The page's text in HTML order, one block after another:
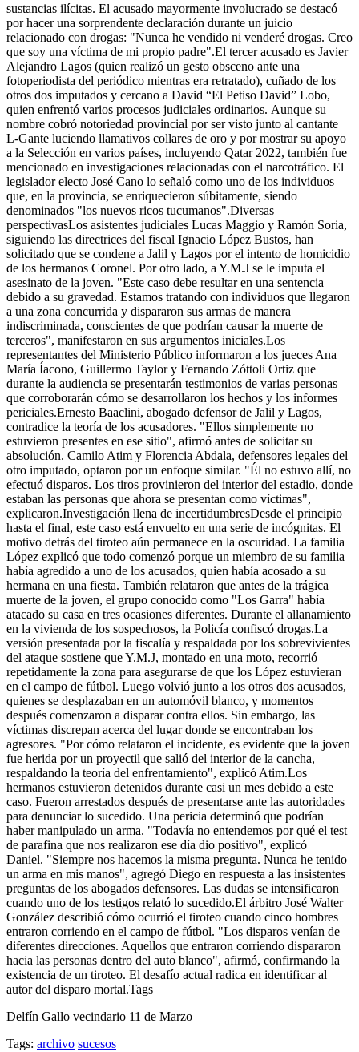
sustancias ilícitas. El acusado mayormente involucrado se destacó
por hacer una sorprendente declaración durante un juicio
relacionado con drogas: "Nunca he vendido ni venderé drogas. Creo
que soy una víctima de mi propio padre".El tercer acusado es Javier
Alejandro Lagos (quien realizó un gesto obsceno ante una
fotoperiodista del periódico mientras era retratado), cuñado de los
otros dos imputados y cercano a David “El Petiso David” Lobo,
quien enfrentó varios procesos judiciales ordinarios. Aunque su
nombre cobró notoriedad provincial por ser visto junto al cantante
L-Gante luciendo llamativos collares de oro y por mostrar su apoyo
a la Selección en varios países, incluyendo Qatar 2022, también fue
mencionado en investigaciones relacionadas con el narcotráfico. El
legislador electo José Cano lo señaló como uno de los individuos
que, en la provincia, se enriquecieron súbitamente, siendo
denominados "los nuevos ricos tucumanos".Diversas
perspectivasLos asistentes judiciales Lucas Maggio y Ramón Soria,
siguiendo las directrices del fiscal Ignacio López Bustos, han
solicitado que se condene a Jalil y Lagos por el intento de homicidio
de los hermanos Coronel. Por otro lado, a Y.M.J se le imputa el
asesinato de la joven. "Este caso debe resultar en una sentencia
debido a su gravedad. Estamos tratando con individuos que llegaron
a una zona concurrida y dispararon sus armas de manera
indiscriminada, conscientes de que podrían causar la muerte de
terceros", manifestaron en sus argumentos iniciales.Los
representantes del Ministerio Público informaron a los jueces Ana
María Íacono, Guillermo Taylor y Fernando Zóttoli Ortiz que
durante la audiencia se presentarán testimonios de varias personas
que corroborarán cómo se desarrollaron los hechos y los informes
periciales.Ernesto Baaclini, abogado defensor de Jalil y Lagos,
contradice la teoría de los acusadores. "Ellos simplemente no
estuvieron presentes en ese sitio", afirmó antes de solicitar su
absolución. Camilo Atim y Florencia Abdala, defensores legales del
otro imputado, optaron por un enfoque similar. "Él no estuvo allí, no
efectuó disparos. Los tiros provinieron del interior del estadio, donde
estaban las personas que ahora se presentan como víctimas",
explicaron.Investigación llena de incertidumbresDesde el principio
hasta el final, este caso está envuelto en una serie de incógnitas. El
motivo detrás del tiroteo aún permanece en la oscuridad. La familia
López explicó que todo comenzó porque un miembro de su familia
había agredido a uno de los acusados, quien había acosado a su
hermana en una fiesta. También relataron que antes de la trágica
muerte de la joven, el grupo conocido como "Los Garra" había
atacado su casa en tres ocasiones diferentes. Durante el allanamiento
en la vivienda de los sospechosos, la Policía confiscó drogas.La
versión presentada por la fiscalía y respaldada por los sobrevivientes
del ataque sostiene que Y.M.J, montado en una moto, recorrió
repetidamente la zona para asegurarse de que los López estuvieran
en el campo de fútbol. Luego volvió junto a los otros dos acusados,
quienes se desplazaban en un automóvil blanco, y momentos
después comenzaron a disparar contra ellos. Sin embargo, las
víctimas discrepan acerca del lugar donde se encontraban los
agresores. "Por cómo relataron el incidente, es evidente que la joven
fue herida por un proyectil que salió del interior de la cancha,
respaldando la teoría del enfrentamiento", explicó Atim.Los
hermanos estuvieron detenidos durante casi un mes debido a este
caso. Fueron arrestados después de presentarse ante las autoridades
para denunciar lo sucedido. Una pericia determinó que podrían
haber manipulado un arma. "Todavía no entendemos por qué el test
de parafina que nos realizaron ese día dio positivo", explicó
Daniel. "Siempre nos hacemos la misma pregunta. Nunca he tenido
un arma en mis manos", agregó Diego en respuesta a las insistentes
preguntas de los abogados defensores. Las dudas se intensificaron
cuando uno de los testigos relató lo sucedido.El árbitro José Walter
González describió cómo ocurrió el tiroteo cuando cinco hombres
entraron corriendo en el campo de fútbol. "Los disparos venían de
diferentes direcciones. Aquellos que entraron corriendo dispararon
hacia las personas dentro del auto blanco", afirmó, confirmando la
existencia de un tiroteo. El desafío actual radica en identificar al
autor del disparo mortal.Tags
Delfín Gallo vecindario 11 de Marzo
Tags: archivo sucesos